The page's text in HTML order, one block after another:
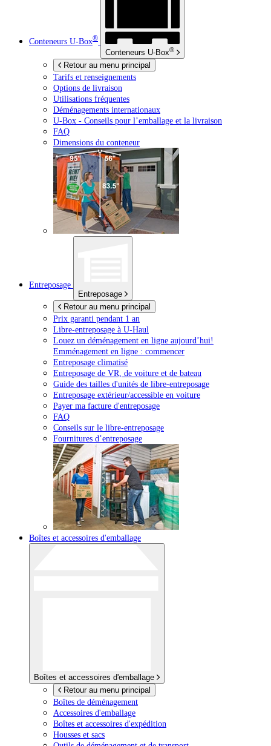
Conteneurs U-Box®
Conteneurs U-Box®
Retour au menu principal
Tarifs et renseignements
Options de livraison
Utilisations fréquentes
Déménagements internationaux
U-Box - Conseils pour l’emballage et la livraison
FAQ
Dimensions du conteneur
Entreposage
Entreposage
Retour au menu principal
Prix garanti pendant 1 an
Libre-entreposage à U-Haul
Louez un déménagement en ligne aujourd’hui!
Emménagement en ligne : commencer
Entreposage climatisé
Entreposage de VR, de voiture et de bateau
Guide des tailles d'unités de libre-entreposage
Entreposage extérieur/accessible en voiture
Payer ma facture d'entreposage
FAQ
Conseils sur le libre-entreposage
Fournitures d’entreposage
Boîtes et accessoires d'emballage
Boîtes et accessoires d'emballage
Retour au menu principal
Boîtes de déménagement
Accessoires d'emballage
Boîtes et accessoires d'expédition
Housses et sacs